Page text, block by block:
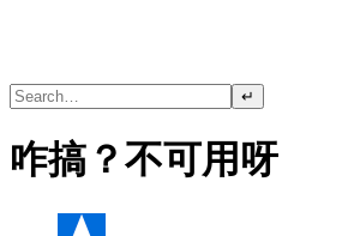
↵
咋搞？不可用呀